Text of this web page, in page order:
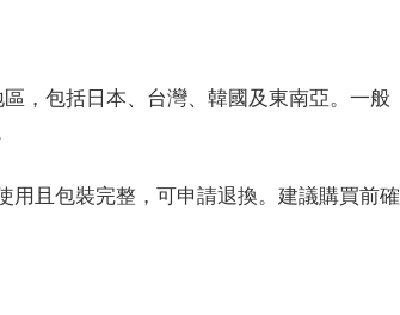
，包括日本、台灣、韓國及東南亞。一般
且包裝完整，可申請退換。建議購買前確